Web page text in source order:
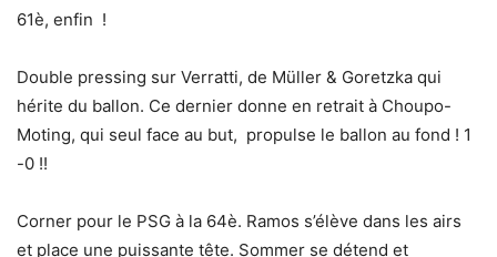
61è, enfin !
Double pressing sur Verratti, de Müller & Goretzka qui
hérite du ballon. Ce dernier donne en retrait à Choupo-
Moting, qui seul face au but, propulse le ballon au fond ! 1
-0 !!
Corner pour le PSG à la 64è. Ramos s’élève dans les airs
et place une puissante tête. Sommer se détend et